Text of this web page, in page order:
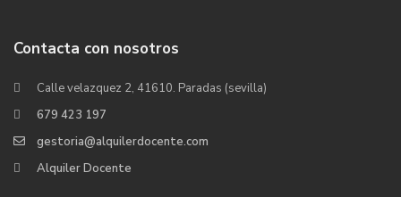
Contacta con nosotros
Calle velazquez 2, 41610. Paradas (sevilla)
679 423 197
gestoria@alquilerdocente.com
Alquiler Docente